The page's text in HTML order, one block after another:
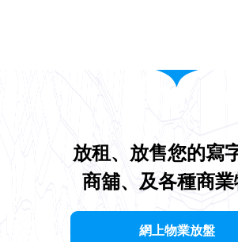
放租、放售您的寫
商舖、及各種商
網上物業放盤